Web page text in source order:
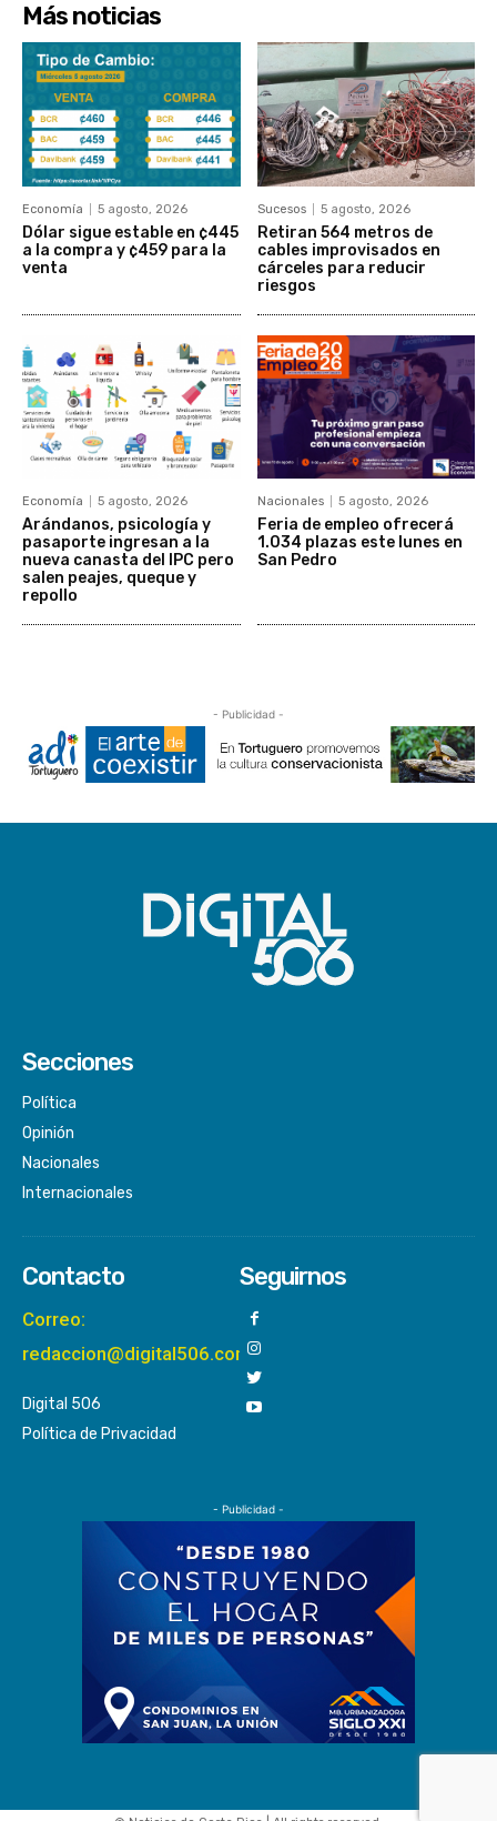
Más noticias
Economía 5 agosto, 2026
Dólar sigue estable en ¢445
a la compra y ¢459 para la
venta
Sucesos 5 agosto, 2026
Retiran 564 metros de
cables improvisados en
cárceles para reducir
riesgos
Economía 5 agosto, 2026
Arándanos, psicología y
pasaporte ingresan a la
nueva canasta del IPC pero
salen peajes, queque y
repollo
Nacionales 5 agosto, 2026
Feria de empleo ofrecerá
1.034 plazas este lunes en
San Pedro
- Publicidad -
Secciones
Política
Opinión
Nacionales
Internacionales
Contacto
Correo:
redaccion@digital506.com
Digital 506
Política de Privacidad
Seguirnos
- Publicidad -